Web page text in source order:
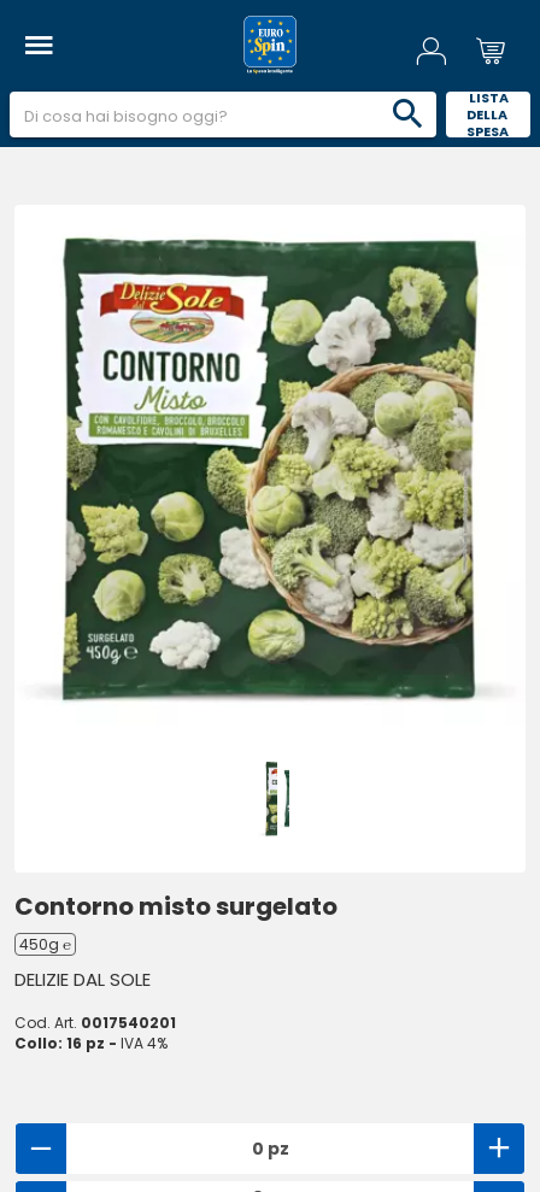
LISTA
DELLA
SPESA
Contorno misto surgelato
450g ℮
DELIZIE DAL SOLE
Cod. Art. 0017540201
Collo: 16 pz - IVA 4%
0 pz